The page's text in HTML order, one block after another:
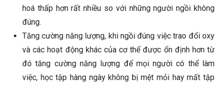
hoá thấp hơn rất nhiều so với những người ngồi không
đúng.
Tăng cường năng lượng, khi ngồi đúng việc trao đổi oxy
và các hoạt động khác của cơ thể được ổn định hơn từ
đó tăng cường năng lượng để mọi người có thể làm
việc, học tập hàng ngày không bị mệt mỏi hay mất tập